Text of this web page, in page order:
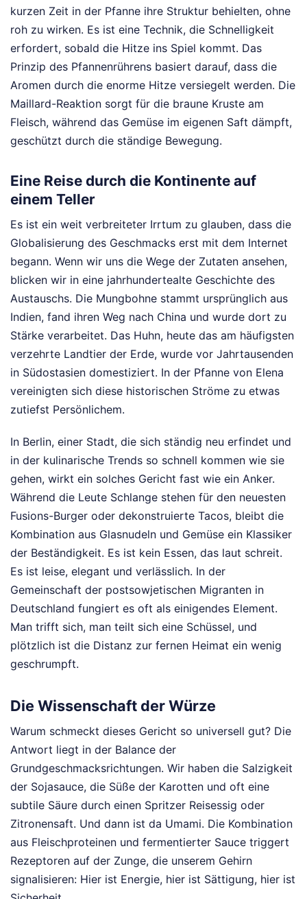
kurzen Zeit in der Pfanne ihre Struktur behielten, ohne
roh zu wirken. Es ist eine Technik, die Schnelligkeit
erfordert, sobald die Hitze ins Spiel kommt. Das
Prinzip des Pfannenrührens basiert darauf, dass die
Aromen durch die enorme Hitze versiegelt werden. Die
Maillard-Reaktion sorgt für die braune Kruste am
Fleisch, während das Gemüse im eigenen Saft dämpft,
geschützt durch die ständige Bewegung.
Eine Reise durch die Kontinente auf
einem Teller
Es ist ein weit verbreiteter Irrtum zu glauben, dass die
Globalisierung des Geschmacks erst mit dem Internet
begann. Wenn wir uns die Wege der Zutaten ansehen,
blicken wir in eine jahrhundertealte Geschichte des
Austauschs. Die Mungbohne stammt ursprünglich aus
Indien, fand ihren Weg nach China und wurde dort zu
Stärke verarbeitet. Das Huhn, heute das am häufigsten
verzehrte Landtier der Erde, wurde vor Jahrtausenden
in Südostasien domestiziert. In der Pfanne von Elena
vereinigten sich diese historischen Ströme zu etwas
zutiefst Persönlichem.
In Berlin, einer Stadt, die sich ständig neu erfindet und
in der kulinarische Trends so schnell kommen wie sie
gehen, wirkt ein solches Gericht fast wie ein Anker.
Während die Leute Schlange stehen für den neuesten
Fusions-Burger oder dekonstruierte Tacos, bleibt die
Kombination aus Glasnudeln und Gemüse ein Klassiker
der Beständigkeit. Es ist kein Essen, das laut schreit.
Es ist leise, elegant und verlässlich. In der
Gemeinschaft der postsowjetischen Migranten in
Deutschland fungiert es oft als einigendes Element.
Man trifft sich, man teilt sich eine Schüssel, und
plötzlich ist die Distanz zur fernen Heimat ein wenig
geschrumpft.
Die Wissenschaft der Würze
Warum schmeckt dieses Gericht so universell gut? Die
Antwort liegt in der Balance der
Grundgeschmacksrichtungen. Wir haben die Salzigkeit
der Sojasauce, die Süße der Karotten und oft eine
subtile Säure durch einen Spritzer Reisessig oder
Zitronensaft. Und dann ist da Umami. Die Kombination
aus Fleischproteinen und fermentierter Sauce triggert
Rezeptoren auf der Zunge, die unserem Gehirn
signalisieren: Hier ist Energie, hier ist Sättigung, hier ist